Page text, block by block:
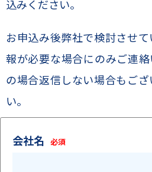
込みください。
お申込み後弊社で検討させ
報が必要な場合にのみご連
の場合返信しない場合もご
い。
会社名 必須